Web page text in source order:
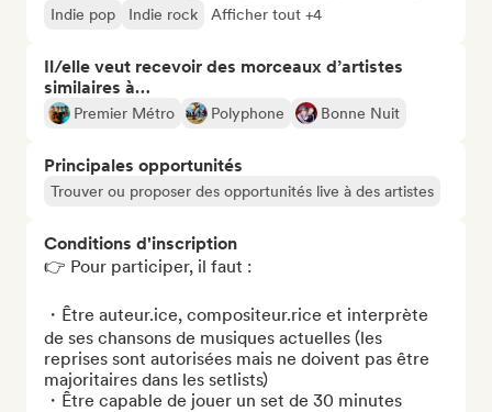
Indie pop
Indie rock Afficher tout +4
Il/elle veut recevoir des morceaux d’artistes
similaires à…
Premier Métro Polyphone Bonne Nuit
Principales opportunités
Trouver ou proposer des opportunités live à des artistes
Conditions d'inscription
👉 Pour participer, il faut :
・Être auteur.ice, compositeur.rice et interprète
de ses chansons de musiques actuelles (les
reprises sont autorisées mais ne doivent pas être
majoritaires dans les setlists)
・Être capable de jouer un set de 30 minutes